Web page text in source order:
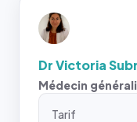
Dr Victoria
Médecin
Tarif